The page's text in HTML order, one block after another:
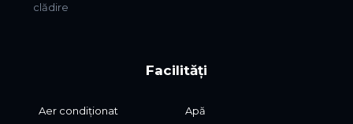
clădire
Facilități
Aer condiționat Apă